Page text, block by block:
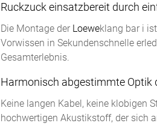
Ruckzuck einsatzbereit durch
Die Montage der Loeweklang bar i
Vorwissen in Sekundenschnelle
Gesamterlebnis.
Harmonisch abgestimmte Optik
Keine langen Kabel, keine klobigen
hochwertigen Akustikstoff, der sich